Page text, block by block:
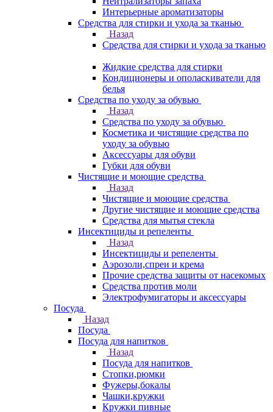
Интерьерные ароматизаторы
Средства для стирки и ухода за тканью
Назад
Средства для стирки и ухода за тканью
Жидкие средства для стирки
Кондиционеры и ополаскиватели для
белья
Средства по уходу за обувью
Назад
Средства по уходу за обувью
Косметика и чистящие средства по
уходу за обувью
Аксессуары для обуви
Губки для обуви
Чистящие и моющие средства
Назад
Чистящие и моющие средства
Другие чистящие и моющие средства
Средства для мытья стекла
Инсектициды и репеленты
Назад
Инсектициды и репеленты
Аэрозоли,спреи и крема
Прочие средства защиты от насекомых
Средства против моли
Электрофумигаторы и аксессуары
Посуда
Назад
Посуда
Посуда для напитков
Назад
Посуда для напитков
Стопки,рюмки
Фужеры,бокалы
Чашки,кружки
Кружки пивные